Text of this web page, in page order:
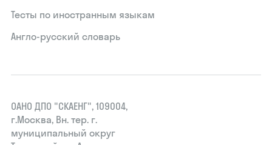
Тесты по иностранным языкам
Англо-русский словарь
ОАНО ДПО "СКАЕНГ", 109004,
г.Москва, Вн. тер. г.
муниципальный округ